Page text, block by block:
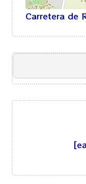
Carretera de